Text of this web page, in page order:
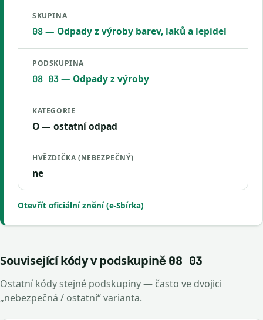
SKUPINA
08— Odpady z výroby barev, laků a lepidel
PODSKUPINA
08 03— Odpady z výroby
KATEGORIE
O — ostatní odpad
HVĚZDIČKA (NEBEZPEČNÝ)
ne
Otevřít oficiální znění (e-Sbírka)
Související kódy v podskupině 08 03
Ostatní kódy stejné podskupiny — často ve dvojici
„nebezpečná / ostatní“ varianta.